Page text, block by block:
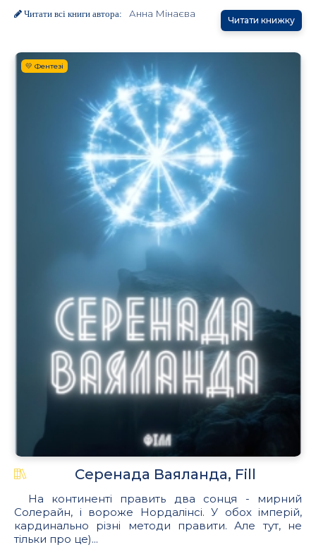
Читати всі книги автора: Анна Мінаєва
Читати книжку
💛 Фентезі
Серенада Ваяланда, Fill
На континенті править два сонця - мирний
Солерайн, і вороже Нордалінсі. У обох імперій,
кардинально різні методи правити. Але тут, не
тільки про це)...